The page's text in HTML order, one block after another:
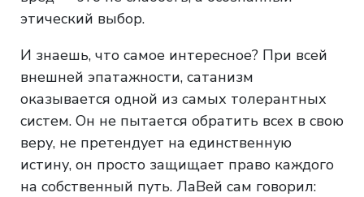
этический выбор.
И знаешь, что самое интересное? При всей
внешней эпатажности, сатанизм
оказывается одной из самых толерантных
систем. Он не пытается обратить всех в свою
веру, не претендует на единственную
истину, он просто защищает право каждого
на собственный путь. ЛаВей сам говорил: